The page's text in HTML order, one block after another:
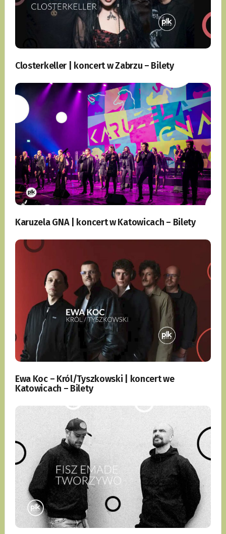
Closterkeller | koncert w Zabrzu – Bilety
Karuzela GNA | koncert w Katowicach – Bilety
Ewa Koc – Król/Tyszkowski | koncert we
Katowicach – Bilety